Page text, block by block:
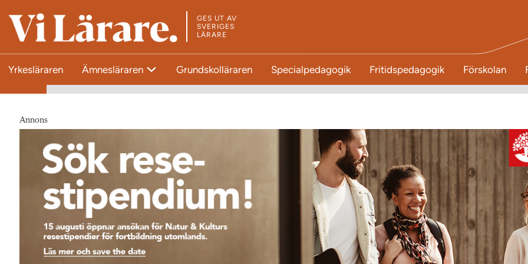
T
l
l
GES UT AV
SVERIGES
LÄRARE
Yrkesläraren Ämnesläraren Grundskolläraren Specialpedagogik Fritidspedagogik Förskolan
Annons